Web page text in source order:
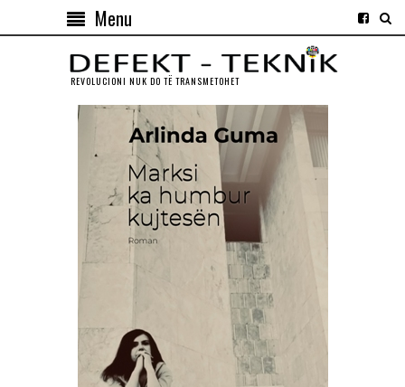
Menu
REVOLUCIONI NUK DO TЁ TRANSMETOHET